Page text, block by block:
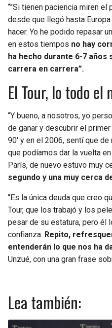
“”Si tienen paciencia miren
desde que llegó hasta
hacer. Yo he podido repasar
en estos tiempos no hay
ha hecho durante 6-7 años
carrera en carrera”.
El Tour, lo todo el
“Y bueno, a nosotros, yo
de ganar y descubrir el primer
90′ y en el 2006, sentí que
que podíamos dar la vuelta
París, de nuevo estuvo muy
segundo y una muy cerca
“Es la única deuda que creo
Tour, que los trabajó y los
pesar de su estatura, pero él
confianza. Repito,
entenderán lo que nos ha
Unzué, con una gran frase
Lea también: